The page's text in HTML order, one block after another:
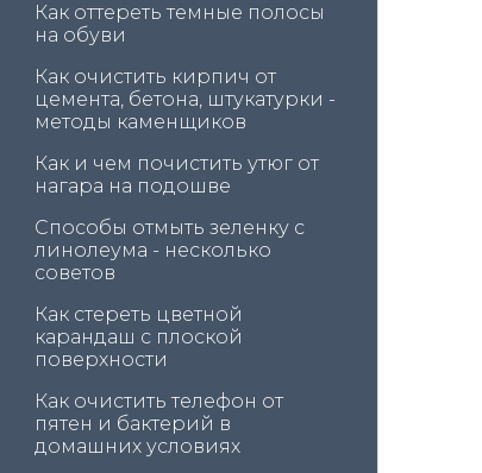
Как оттереть темные полосы
на обуви
Как очистить кирпич от
цемента, бетона, штукатурки -
методы каменщиков
Как и чем почистить утюг от
нагара на подошве
Способы отмыть зеленку с
линолеума - несколько
советов
Как стереть цветной
карандаш с плоской
поверхности
Как очистить телефон от
пятен и бактерий в
домашних условиях